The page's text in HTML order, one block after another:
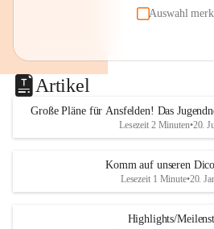
Auswahl
Artikel
Große Pläne für Ansfelden! Das
Lesezeit 2 Minuten•20.
Komm auf unseren
Lesezeit 1 Minute•20.
Highlights/